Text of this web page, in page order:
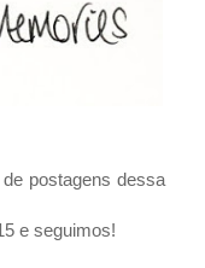
postagens dessa
e seguimos!